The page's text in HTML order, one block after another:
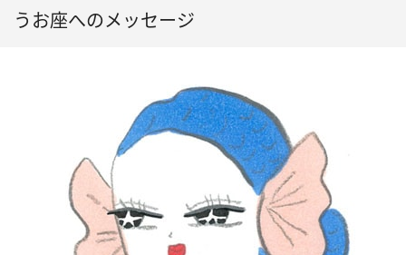
うお座へのメッセージ